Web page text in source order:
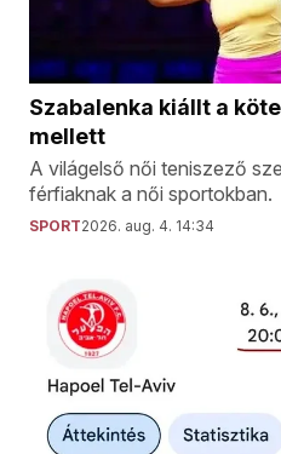
Szabalenka kiállt a
mellett
A világelső női teniszező
férfiaknak a női sportokban.
SPORT2026. aug. 4. 14:34